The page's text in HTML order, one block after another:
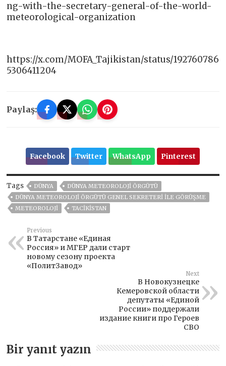
ng-with-the-secretary-general-of-the-world-
meteorological-organization
https://x.com/MOFA_Tajikistan/status/192760786
5306411204
Paylaş:
Facebook Twitter WhatsApp Pinterest
Tags DÜNYA
DÜNYA METEOROLOJI ÖRGÜTÜ
DÜNYA METEOROLOJI ÖRGÜTÜ GENEL SEKRETERI ILE GÖRÜŞME
METEOROLOJI
TACİKİSTAN
Previous
В Татарстане «Единая
Россия» и МГЕР дали старт
новому сезону проекта
«ПолитЗавод»
Next
В Новокузнецке
Кемеровской области
депутаты «Единой
России» поддержали
издание книги про Героев
СВО
Bir yanıt yazın